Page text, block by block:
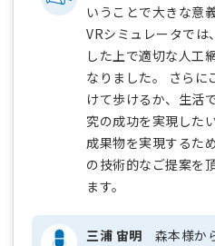
いうことで大きな意
VRシミュレータでは
した上で適切な人工
なりました。 さらに
けて歩けるか、生活
究の成功を実現した
成果物を実現するた
の技術的なご提案を
ます。
三浦 宙明
森本様か